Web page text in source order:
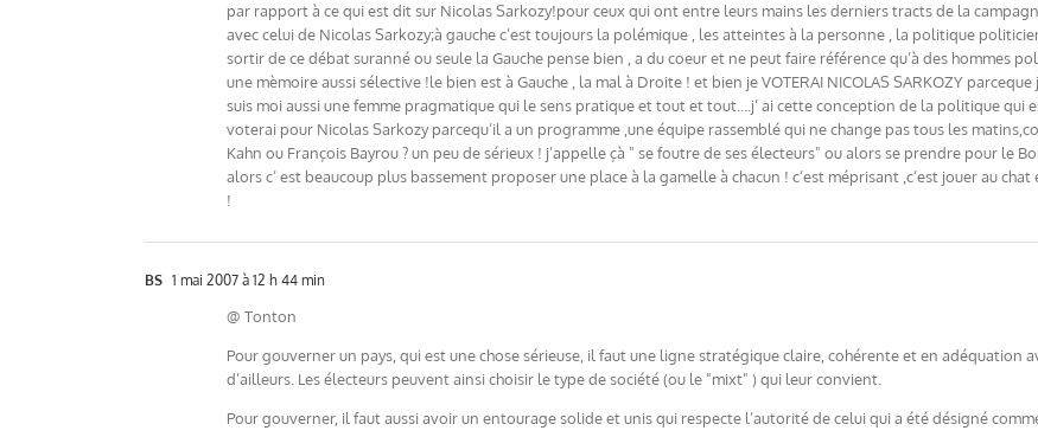
par rapport à ce qui est dit sur Nicolas Sarkozy!pour ceux qui ont entre leurs mains les derniers tracts de la
avec celui de Nicolas Sarkozy;à gauche c’est toujours la polémique , les atteintes à la personne , la politique
sortir de ce débat suranné ou seule la Gauche pense bien , a du coeur et ne peut faire référence qu’à des hommes
une mèmoire aussi sélective !le bien est à Gauche , la mal à Droite ! et bien je VOTERAI NICOLAS SARKOZY parceque
suis moi aussi une femme pragmatique qui le sens pratique et tout et tout….j’ ai cette conception de la politique
voterai pour Nicolas Sarkozy parcequ’il a un programme ,une équipe rassemblé qui ne change pas tous les
Kahn ou François Bayrou ? un peu de sérieux ! j’appelle çà " se foutre de ses électeurs" ou alors se prendre pour le
alors c’ est beaucoup plus bassement proposer une place à la gamelle à chacun ! c’est méprisant ,c’est jouer au
!
BS 1 mai 2007 à 12 h 44 min
@ Tonton
Pour gouverner un pays, qui est une chose sérieuse, il faut une ligne stratégique claire, cohérente et en adéquation
d’ailleurs. Les électeurs peuvent ainsi choisir le type de société (ou le "mixt" ) qui leur convient.
Pour gouverner, il faut aussi avoir un entourage solide et unis qui respecte l’autorité de celui qui a été désigné